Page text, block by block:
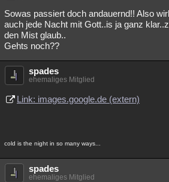
Sowas passiert doch andauernd!! Also
auch jede Nacht mit Gott..is ja ganz
den Mist glaub..
Gehts noch??
spades
ehemaliges Mitglied
Link: images.google.de (extern)
cold is the night in so many ways...
spades
ehemaliges Mitglied